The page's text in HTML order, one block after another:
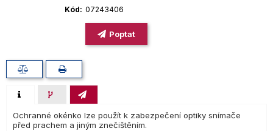
Kód
07243406
Poptat
Ochranné okénko lze použít k zabezpečení optiky snímače
před prachem a jiným znečištěním.